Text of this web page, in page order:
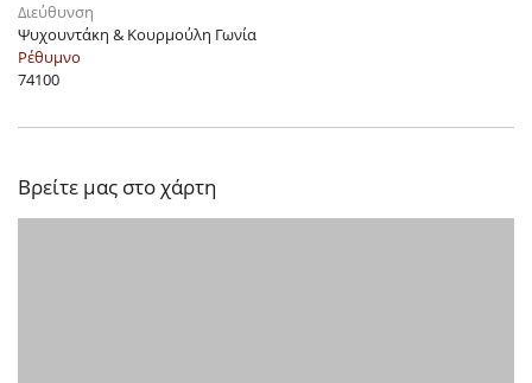
Διεύθυνση
Ψυχουντάκη & Κουρμούλη Γωνία
Ρέθυμνο
74100
Βρείτε μας στο χάρτη